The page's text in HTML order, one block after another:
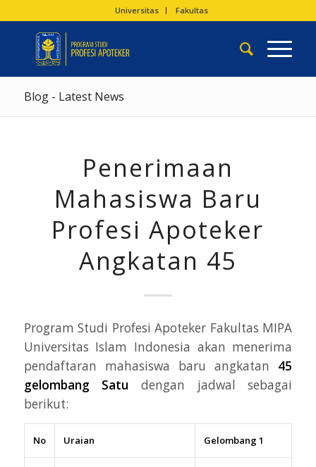
Universitas Fakultas
Blog - Latest News
Penerimaan
Mahasiswa Baru
Profesi Apoteker
Angkatan 45
Program Studi Profesi Apoteker Fakultas MIPA
Universitas Islam Indonesia akan menerima
pendaftaran mahasiswa baru angkatan 45
gelombang Satu dengan jadwal sebagai
berikut:
No Uraian Gelombang 1